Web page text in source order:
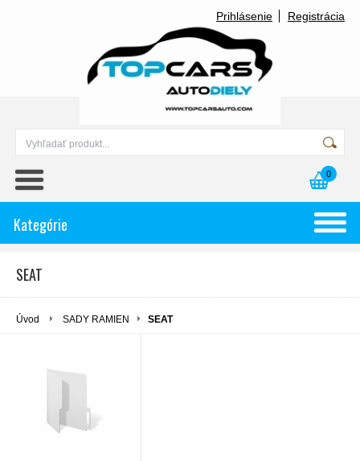
Prihlásenie Registrácia
0
Kategórie
SEAT
Úvod SADY RAMIEN SEAT